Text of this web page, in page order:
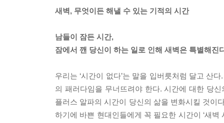
새벽, 무엇이든 해낼 수 있는 기적의 시간
남들이 잠든 시간,
잠에서 깬 당신이 하는 일로 인해 새벽은 특별해진
우리는 ‘시간이 없다’는 말을 입버릇처럼 달고 산
의 패러다임을 무너뜨려야 한다. 시간에 대한 당
플러스 알파의 시간이 당신의 삶을 변화시킬 것이
하기에 바쁜 현대인들에게 꼭 필요한 시간이 ‘새